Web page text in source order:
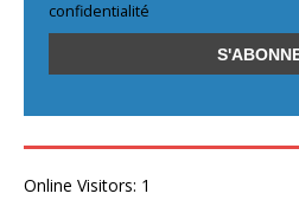
confidentialité
Online Visitors: 1